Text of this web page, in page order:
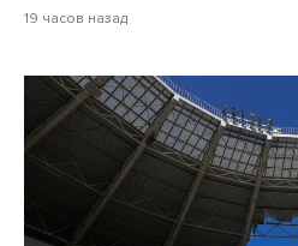
19 часов назад